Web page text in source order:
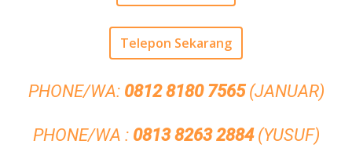
Telepon Sekarang
PHONE/WA: 0812 8180 7565(JANUAR)
PHONE/WA : 0813 8263 2884(YUSUF)